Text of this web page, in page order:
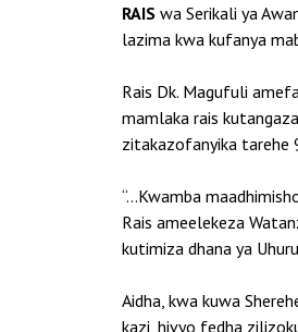
RAIS wa Serikali ya
lazima kwa kufanya
Rais Dk. Magufuli
mamlaka rais
zitakazofanyika tarehe
“…Kwamba
Rais ameelekeza
kutimiza dhana ya
Aidha, kwa kuwa
kazi, hivyo fedha